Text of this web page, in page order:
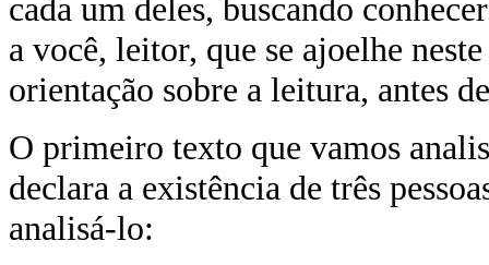
cada um deles, buscando
a você, leitor, que se ajoelhe
orientação sobre a leitura, antes
O primeiro texto que vamos
declara a existência de três
analisá-lo: